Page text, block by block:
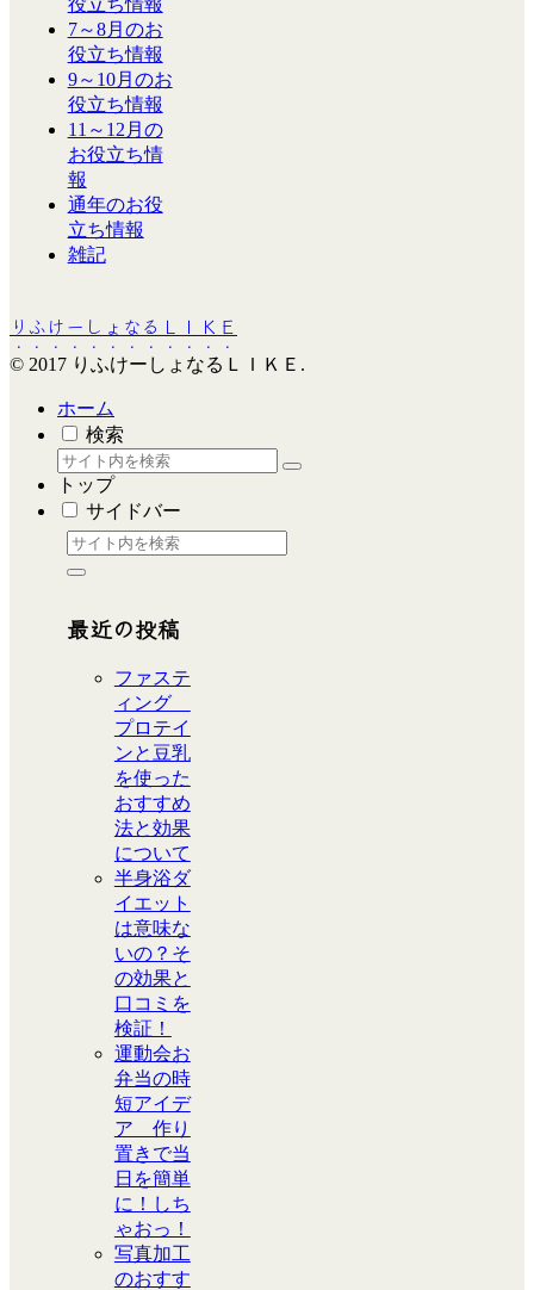
役立ち情報
7～8月のお
役立ち情報
9～10月のお
役立ち情報
11～12月の
お役立ち情
報
通年のお役
立ち情報
雑記
りふけーしょなるＬＩＫＥ
© 2017 りふけーしょなるＬＩＫＥ.
ホーム
検索
トップ
サイドバー
最近の投稿
ファステ
ィング
プロテイ
ンと豆乳
を使った
おすすめ
法と効果
について
半身浴ダ
イエット
は意味な
いの？そ
の効果と
口コミを
検証！
運動会お
弁当の時
短アイデ
ア 作り
置きで当
日を簡単
に！しち
ゃおっ！
写真加工
のおすす